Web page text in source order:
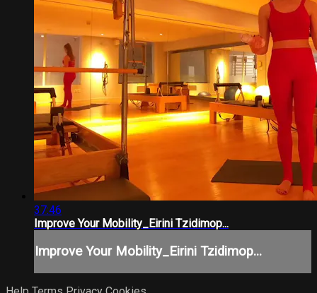
37:46
Improve Your Mobility_Eirini Tzidimop...
Improve Your Mobility_Eirini Tzidimop...